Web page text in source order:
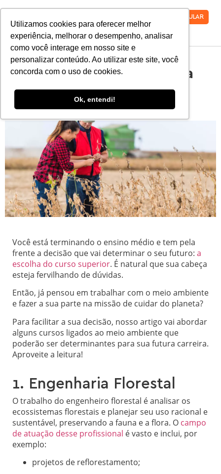
Utilizamos cookies para oferecer melhor
experiência, melhorar o desempenho, analisar
como você interage em nosso site e
personalizar conteúdo. Ao utilizar este site, você
concorda com o uso de cookies.
Ok, entendi!
VESTIBULAR
7 cursos para quem sonha
em trabalhar com o meio
ambiente
Você está terminando o ensino médio e tem pela
frente a decisão que vai determinar o seu futuro: a
escolha do curso superior. É natural que sua cabeça
esteja fervilhando de dúvidas.
Então, já pensou em trabalhar com o meio ambiente
e fazer a sua parte na missão de cuidar do planeta?
Para facilitar a sua decisão, nosso artigo vai abordar
alguns cursos ligados ao meio ambiente que
poderão ser determinantes para sua futura carreira.
Aproveite a leitura!
1. Engenharia Florestal
O trabalho do engenheiro florestal é analisar os
ecossistemas florestais e planejar seu uso racional e
sustentável, preservando a fauna e a flora. O campo
de atuação desse profissional é vasto e inclui, por
exemplo:
projetos de reflorestamento;